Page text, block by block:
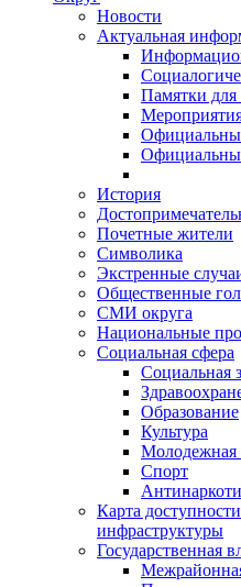
Новости
Актуальная
Памятки
История
Почетные жители
Символика
Экстренные
Общественные
СМИ округа
Национальные
Социальная сфера
Социальная
Образование
Культура
Молодежная
Спорт
Карта
инфраструктуры
Государственная